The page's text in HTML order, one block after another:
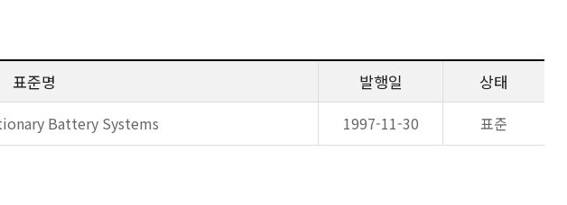
표준명 발행일 상태
Battery Systems 1997-11-30 표준